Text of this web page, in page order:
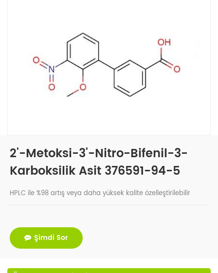
2'-Metoksi-3'-Nitro-Bifenil-3-
Karboksilik Asit 376591-94-5
HPLC ile %98 artış veya daha yüksek kalite özelleştirilebilir
Şimdi Sor